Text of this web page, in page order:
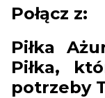
Połącz z:
Piłka
Piłka,
potrzeby